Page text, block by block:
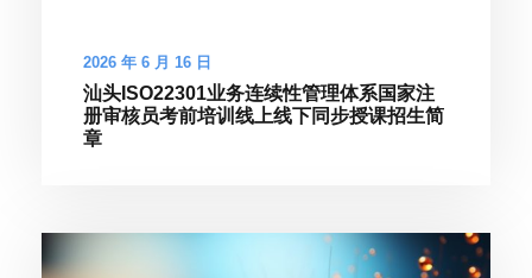
2026 年 6 月 16 日
汕头ISO22301业务连续性管理体系国家注
册审核员考前培训线上线下同步授课招生简
章